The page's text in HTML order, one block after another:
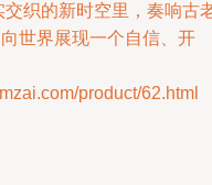
交织的新时空里，奏响古
世界展现一个自信、开
product/62.html